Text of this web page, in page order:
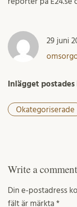
29 juni
Inlägget postades
Okategoriserade
Write a comment
Din e-postadress
fält är märkta *